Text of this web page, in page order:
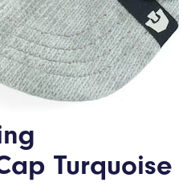
Turquoise